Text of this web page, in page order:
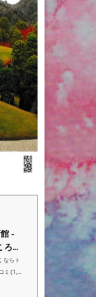
-
ろを
プア
ならト
ミ(1,0